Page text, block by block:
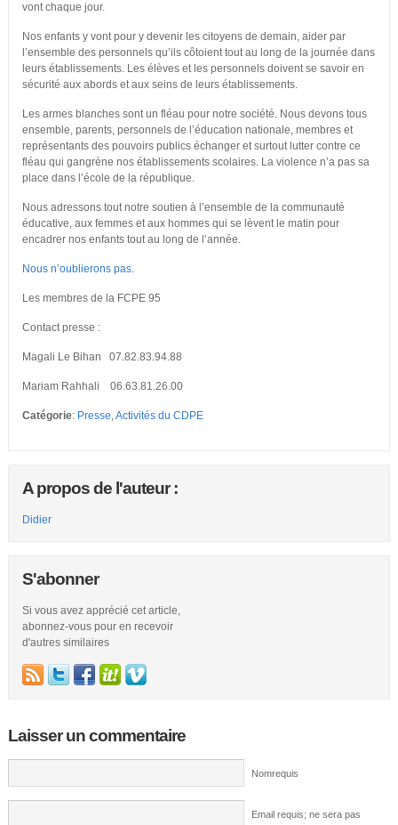
vont chaque jour.
Nos enfants y vont pour y devenir les citoyens de demain, aider par
l’ensemble des personnels qu’ils côtoient tout au long de la journée dans
leurs établissements. Les élèves et les personnels doivent se savoir en
sécurité aux abords et aux seins de leurs établissements.
Les armes blanches sont un fléau pour notre société. Nous devons tous
ensemble, parents, personnels de l’éducation nationale, membres et
représentants des pouvoirs publics échanger et surtout lutter contre ce
fléau qui gangrène nos établissements scolaires. La violence n’a pas sa
place dans l’école de la république.
Nous adressons tout notre soutien à l’ensemble de la communauté
éducative, aux femmes et aux hommes qui se lèvent le matin pour
encadrer nos enfants tout au long de l’année.
Nous n’oublierons pas.
Les membres de la FCPE 95
Contact presse :
Magali Le Bihan 07.82.83.94.88
Mariam Rahhali 06.63.81.26.00
Catégorie: Presse,Activités du CDPE
A propos de l'auteur :
Didier
S'abonner
Si vous avez apprécié cet article,
abonnez-vous pour en recevoir
d'autres similaires
Laisser un commentaire
Nomrequis
Email requis; ne sera pas